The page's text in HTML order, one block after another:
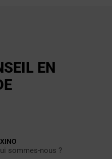
EN
sommes-nous ?